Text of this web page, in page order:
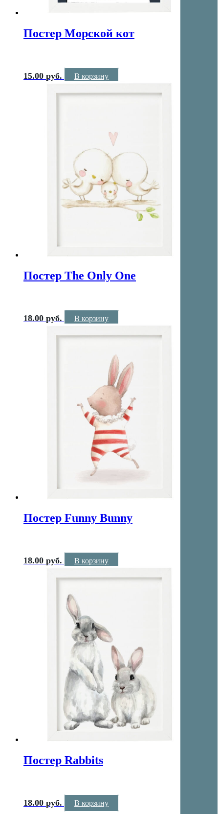
Постер Морской кот
15.00 руб. В корзину
Постер The Only One
18.00 руб. В корзину
Постер Funny Bunny
18.00 руб. В корзину
Постер Rabbits
18.00 руб. В корзину